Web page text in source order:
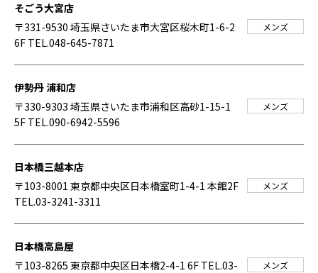
そごう大宮店
〒331-9530 埼玉県さいたま市大宮区桜木町1-6-2
6F TEL.048-645-7871
メンズ
伊勢丹 浦和店
〒330-9303 埼玉県さいたま市浦和区高砂1-15-1
5F TEL.090-6942-5596
メンズ
日本橋三越本店
〒103-8001 東京都中央区日本橋室町1-4-1 本館2F
TEL.03-3241-3311
メンズ
日本橋高島屋
〒103-8265 東京都中央区日本橋2-4-1 6F TEL.03-
メンズ